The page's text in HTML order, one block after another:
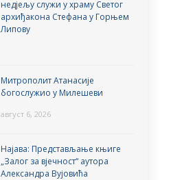
недјељу служи у храму Светог
архиђакона Стефана у Горњем
Липову
Митрополит Атанасије
богослужио у Милешеви
август 6, 2026
Најава: Представљање књиге
„Залог за вјечност“ аутора
Александра Вујовића